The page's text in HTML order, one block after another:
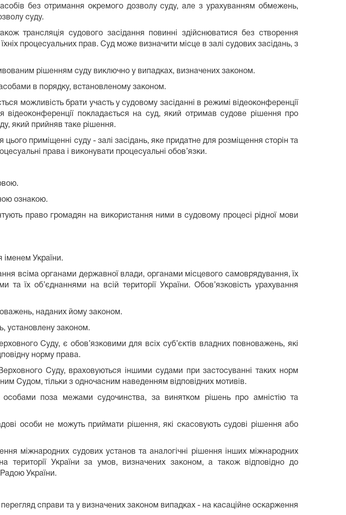
без отримання окремого дозволу суду, але з урахуванням обмежень,
суду.
трансляція судового засідання повинні здійснюватися без створення
процесуальних прав. Суд може визначити місце в залі судових засідань, з
рішенням суду виключно у випадках, визначених законом.
в порядку, встановленому законом.
можливість брати участь у судовому засіданні в режимі відеоконференції
покладається на суд, який отримав судове рішення про
який прийняв таке рішення.
приміщенні суду - залі засідань, яке придатне для розміщення сторін та
права і виконувати процесуальні обов’язки.
ознакою.
право громадян на використання ними в судовому процесі рідної мови
іменем України.
всіма органами державної влади, органами місцевого самоврядування, їх
їх об’єднаннями на всій території України. Обов’язковість урахування
наданих йому законом.
установлену законом.
Суду, є обов’язковими для всіх суб’єктів владних повноважень, які
норму права.
Суду, враховуються іншими судами при застосуванні таких норм
Судом, тільки з одночасним наведенням відповідних мотивів.
поза межами судочинства, за винятком рішень про амністію та
особи не можуть приймати рішення, які скасовують судові рішення або
міжнародних судових установ та аналогічні рішення інших міжнародних
території України за умов, визначених законом, а також відповідно до
України.
справи та у визначених законом випадках - на касаційне оскарження